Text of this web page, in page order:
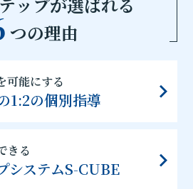
つの理由
可能にする
1:2の個別指導
きる
システムS-CUBE